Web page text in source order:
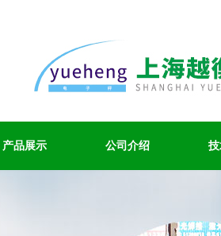
产品展示 公司介绍